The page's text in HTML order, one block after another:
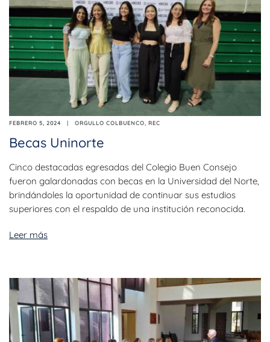
FEBRERO 5, 2024 ORGULLO COLBUENCO REC
Becas Uninorte
Cinco destacadas egresadas del Colegio Buen Consejo
fueron galardonadas con becas en la Universidad del Norte,
brindándoles la oportunidad de continuar sus estudios
superiores con el respaldo de una institución reconocida.
Leer más